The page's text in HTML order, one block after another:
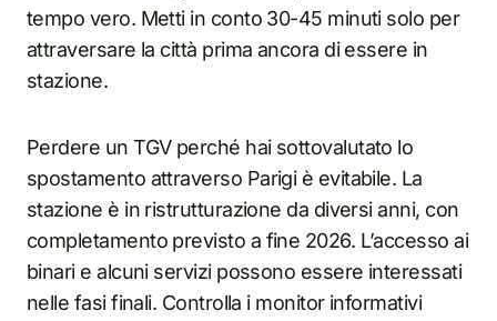
tempo vero. Metti in conto 30-45 minuti solo per
attraversare la città prima ancora di essere in
stazione.
Perdere un TGV perché hai sottovalutato lo
spostamento attraverso Parigi è evitabile. La
stazione è in ristrutturazione da diversi anni, con
completamento previsto a fine 2026. L’accesso ai
binari e alcuni servizi possono essere interessati
nelle fasi finali. Controlla i monitor informativi